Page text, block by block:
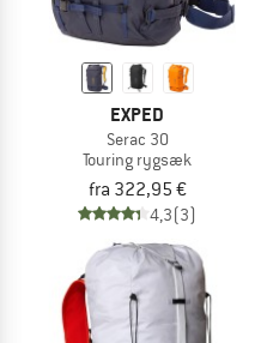
EXPED
Serac 30
Touring rygsæk
fra 322,95 €
4,3(3)